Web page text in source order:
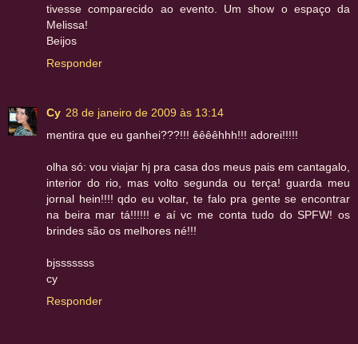
tivesse comparecido ao evento. Um show o espaço da
Melissa!
Beijos
Responder
Cy 28 de janeiro de 2009 às 13:14
mentira que eu ganhei???!!! êêêêhhh!!! adorei!!!!!
olha só: vou viajar hj pra casa dos meus pais em cantagalo,
interior do rio, mas volto segunda ou terça! guarda meu
jornal hein!!!! qdo eu voltar, te falo pra gente se encontrar
na beira mar tá!!!!!! e aí vc me conta tudo do SPFW! os
brindes são os melhores né!!!
bjsssssss
cy
Responder